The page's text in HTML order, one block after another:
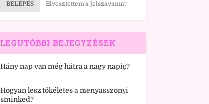
BELÉPÉS Elvesztettem a jelszavamat
LEGUTÓBBI BEJEGYZÉSEK
Hány nap van még hátra a nagy napig?
Hogyan lesz tökéletes a menyasszonyi
sminked?